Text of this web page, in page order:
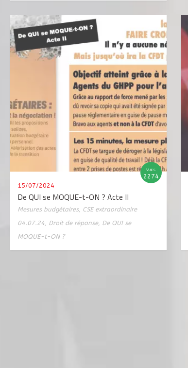
15/07/2024
De QUI se MOQUE-t-ON ? Acte II
Mesures budgétaires, CSE extraordinaire
04.07.24 Droit de réponse, De QUI se
MOQUE-t-ON ?
VUES
2274